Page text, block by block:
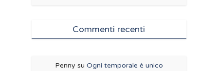
Commenti recenti
Penny su Ogni temporale è unico